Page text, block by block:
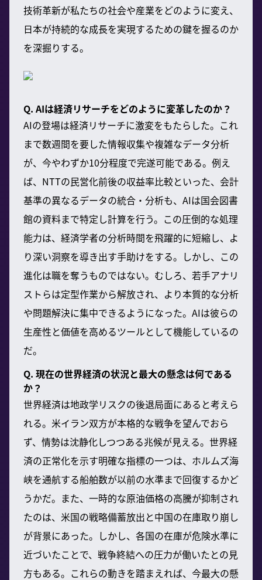
技術革新が私たちの社会や産業をどのように変え、
日本が持続的な成長を実現するための鍵を握るのか
を深掘りする。
Q. AIは経済リサーチをどのように変革したのか？
AIの登場は経済リサーチに激変をもたらした。これ
まで数週間を要した情報収集や複雑なデータ分析
が、今やわずか10分程度で完遂可能である。例え
ば、NTTの民営化前後の収益率比較といった、会計
基準の異なるデータの統合・分析も、AIは国会図書
館の資料まで特定し計算を行う。この圧倒的な処理
能力は、経済学者の分析時間を飛躍的に短縮し、よ
り深い洞察を導き出す手助けをする。しかし、この
進化は職を奪うものではない。むしろ、若手アナリ
ストらは定型作業から解放され、より本質的な分析
や問題解決に集中できるようになった。AIは彼らの
生産性と価値を高めるツールとして機能しているの
だ。
Q. 現在の世界経済の状況と最大の懸念は何である
か？
世界経済は地政学リスクの後退局面にあると考えら
れる。米イラン双方が本格的な戦争を望んでおら
ず、情勢は沈静化しつつある兆候が見える。世界経
済の正常化を示す明確な指標の一つは、ホルムズ海
峡を通航する船舶数が以前の水準まで回復するかど
うかだ。また、一時的な原油価格の高騰が抑制され
たのは、米国の戦略備蓄放出と中国の在庫取り崩し
が背景にあった。しかし、各国の在庫が危険水準に
近づいたことで、戦争終結への圧力が働いたとの見
方もある。これらの動きを踏まえれば、今最大の懸